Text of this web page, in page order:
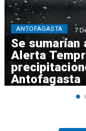
Se sumarían
Alerta
Antofagasta
ANTOFAGASTA 7